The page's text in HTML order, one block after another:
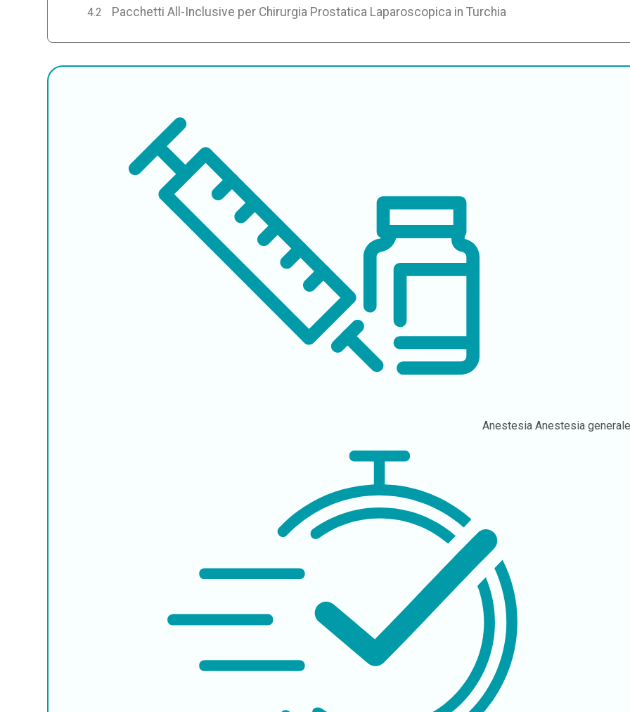
Pacchetti All-Inclusive per Chirurgia Prostatica Laparoscopica in Turchia
Anestesia Anestesia generale